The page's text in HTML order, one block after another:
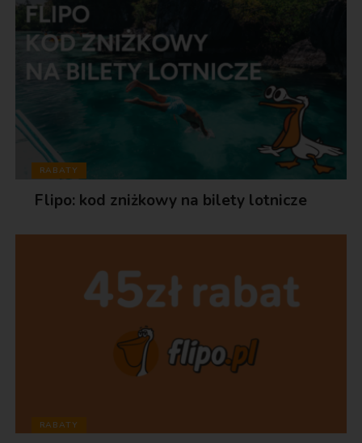
RABATY
Flipo: kod zniżkowy na bilety lotnicze
RABATY